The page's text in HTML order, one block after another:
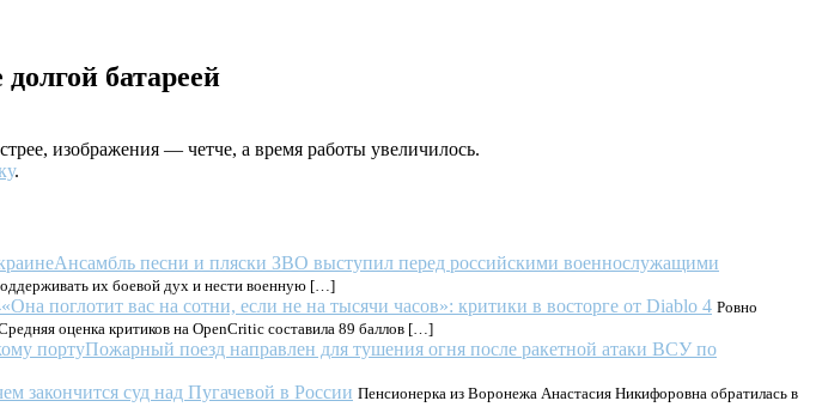
батареей
изображения — четче, а время работы увеличилось.
.
Ансамбль песни и пляски ЗВО выступил перед российскими военнослужащими
их боевой дух и нести военную […]
«Она поглотит вас на сотни, если не на тысячи часов»: критики в восторге от Diablo 4 Ровно
оценка критиков на OpenCritic составила 89 баллов […]
Пожарный поезд направлен для тушения огня после ракетной атаки ВСУ по
закончится суд над Пугачевой в России Пенсионерка из Воронежа Анастасия Никифоровна обратилась в